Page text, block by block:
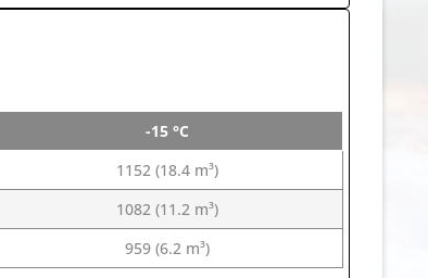
-15 °C
1152 (18.4 m³)
1082 (11.2 m³)
959 (6.2 m³)